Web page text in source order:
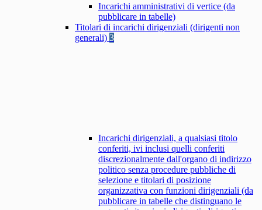
Incarichi amministrativi di vertice (da
pubblicare in tabelle)
Titolari di incarichi dirigenziali (dirigenti non
generali) 3
Incarichi dirigenziali, a qualsiasi titolo
conferiti, ivi inclusi quelli conferiti
discrezionalmente dall'organo di indirizzo
politico senza procedure pubbliche di
selezione e titolari di posizione
organizzativa con funzioni dirigenziali (da
pubblicare in tabelle che distinguano le